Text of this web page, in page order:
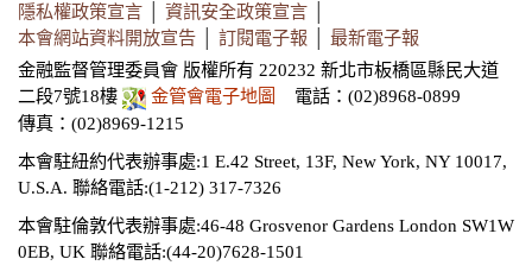
隱私權政策宣言 資訊安全政策宣言
本會網站資料開放宣告
訂閱電子報
最新電子報
金融監督管理委員會 版權所有 220232 新北市板橋區縣民大道
二段7號18樓
金管會電子地圖
電話：(02)8968-0899
傳真：(02)8969-1215
本會駐紐約代表辦事處:1 E.42 Street, 13F, New York, NY 10017,
U.S.A. 聯絡電話:(1-212) 317-7326
本會駐倫敦代表辦事處:46-48 Grosvenor Gardens London SW1W
0EB, UK 聯絡電話:(44-20)7628-1501